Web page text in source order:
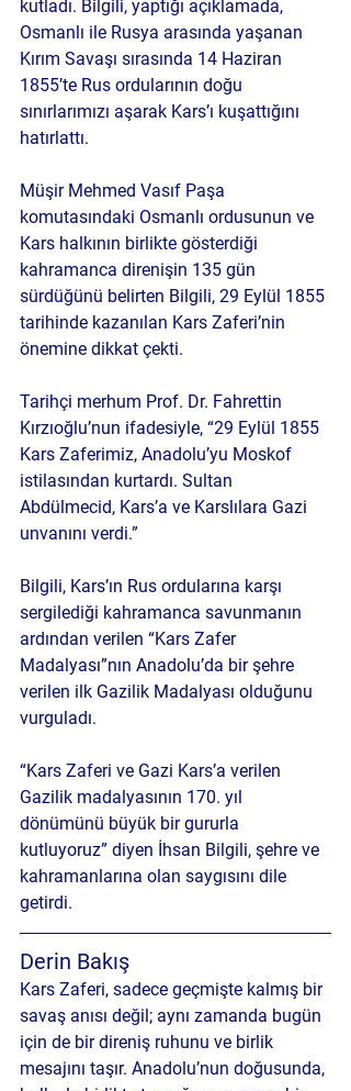
kutladı. Bilgili, yaptığı açıklamada,
Osmanlı ile Rusya arasında yaşanan
Kırım Savaşı sırasında 14 Haziran
1855’te Rus ordularının doğu
sınırlarımızı aşarak Kars’ı kuşattığını
hatırlattı.
Müşir Mehmed Vasıf Paşa
komutasındaki Osmanlı ordusunun ve
Kars halkının birlikte gösterdiği
kahramanca direnişin 135 gün
sürdüğünü belirten Bilgili, 29 Eylül 1855
tarihinde kazanılan Kars Zaferi’nin
önemine dikkat çekti.
Tarihçi merhum Prof. Dr. Fahrettin
Kırzıoğlu’nun ifadesiyle, “29 Eylül 1855
Kars Zaferimiz, Anadolu’yu Moskof
istilasından kurtardı. Sultan
Abdülmecid, Kars’a ve Karslılara Gazi
unvanını verdi.”
Bilgili, Kars’ın Rus ordularına karşı
sergilediği kahramanca savunmanın
ardından verilen “Kars Zafer
Madalyası”nın Anadolu’da bir şehre
verilen ilk Gazilik Madalyası olduğunu
vurguladı.
“Kars Zaferi ve Gazi Kars’a verilen
Gazilik madalyasının 170. yıl
dönümünü büyük bir gururla
kutluyoruz” diyen İhsan Bilgili, şehre ve
kahramanlarına olan saygısını dile
getirdi.
Derin Bakış
Kars Zaferi, sadece geçmişte kalmış bir
savaş anısı değil; aynı zamanda bugün
için de bir direniş ruhunu ve birlik
mesajını taşır. Anadolu’nun doğusunda,